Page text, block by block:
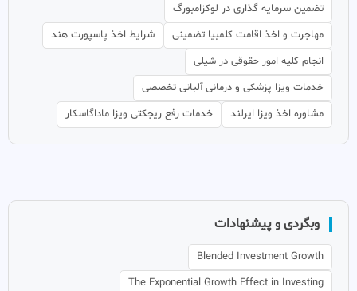
تضمین سرمایه گذاری در لوکزامبورگ
مهاجرت و اخذ اقامت کلمبیا تضمینی
شرایط اخذ پاسپورت هند
انجام کلیه امور حقوقی در شیلی
خدمات ویزا پزشکی و درمانی آلبانی تخصصی
مشاوره اخذ ویزا ایرلند
خدمات رفع ریجکتی ویزا ماداگاسکار
وبگردی و پیشنهادات
Blended Investment Growth
The Exponential Growth Effect in Investing